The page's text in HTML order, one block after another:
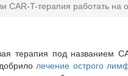
CAR-T-терапия работать на
терапия под названием
лечение острого